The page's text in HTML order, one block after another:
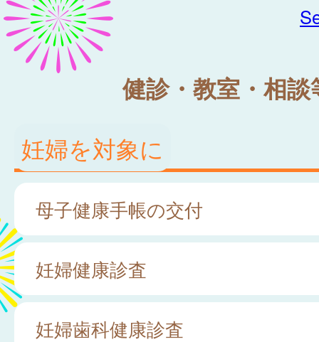
健診・教室・相談
妊婦を対象に
母子健康手帳の交付
妊婦健康診査
妊婦歯科健康診査